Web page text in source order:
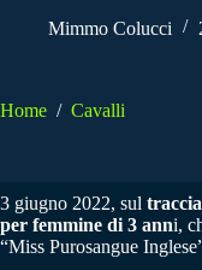
Mimmo Colucci
Home / Cavalli
3 giugno 2022, sul
per femmine di 3 anni,
“Miss Purosangue